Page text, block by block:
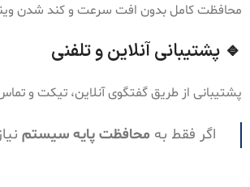
محافظت کامل بدون افت سرعت و کند شدن
🔹 پشتیبانی آنلاین و تلفنی
پشتیبانی از طریق گفتگوی آنلاین، تیکت و
اگر فقط به محافظت پایه سیستم